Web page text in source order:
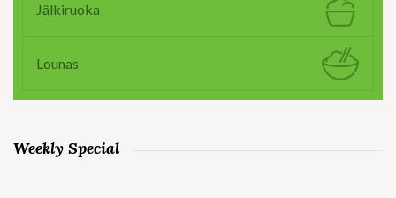
Jälkiruoka
Lounas
Weekly Special